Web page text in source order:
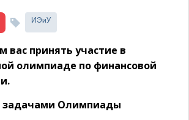
ИЭиУ
вас принять участие в
олимпиаде по финансовой
задачами Олимпиады